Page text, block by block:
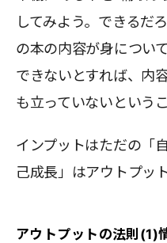
してみよう。できるだ
の本の内容が身につい
できないとすれば、内
も立っていないというこ
インプットはただの「
己成長」はアウトプッ
アウトプットの法則(1)